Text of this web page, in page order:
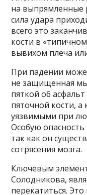
на выпрямленные
сила удара
всего это
кости в
вывихом плеча
При падении
не защищенная
пяткой об
пяточной кости, а
уязвимыми при
Особую опасность
так как он
сотрясения мозга.
Ключевым
Солодникова,
перекатиться.